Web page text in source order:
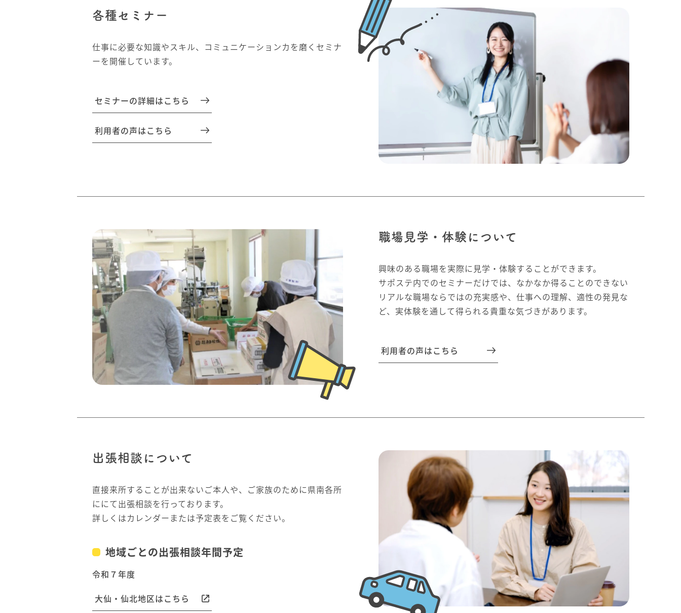
各種セミナー
仕事に必要な知識やスキル、コミュニケーションカを磨くセミナ
ーを開催しています。
セミナーの詳細はこちら
利用者の声はこちら
職場見学・体験について
興味のある職場を実際に見学・体験することができます。
サポステ内でのセミナーだけでは、なかなか得ることのできない
リアルな職場ならではの充実感や、仕事への理解、適性の発見な
ど、実体験を通して得られる貴重な気づきがあります。
利用者の声はこちら
出張相談について
直接来所することが出来ないご本人や、ご家族のために県南各所
ににて出張相談を行っております。
詳しくはカレンダーまたは予定表をご覧ください。
地域ごとの出張相談年間予定
令和７年度
大仙・仙北地区はこちら